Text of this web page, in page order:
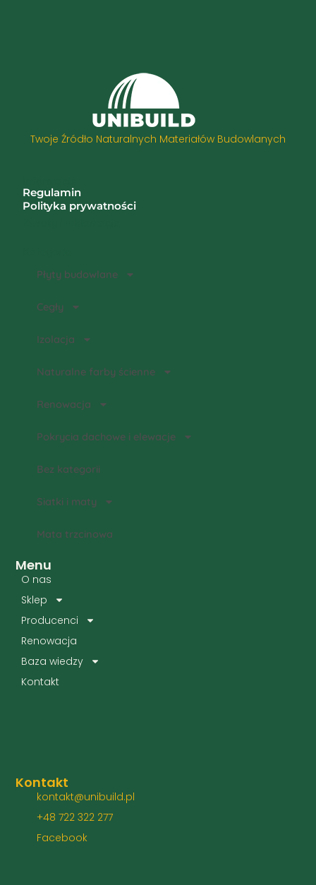
Twoje Źródło Naturalnych Materiałów Budowlanych
Menu
O nas
Sklep
Producenci
Renowacja
Baza wiedzy
Kontakt
Płyty budowlane
Cegły
Izolacja
Naturalne farby ścienne
Renowacja
Pokrycia dachowe i elewacje
Bez kategorii
Siatki i maty
Mata trzcinowa
Kontakt
kontakt@unibuild.pl
+48 722 322 277
Facebook
Regulamin
Polityka prywatności